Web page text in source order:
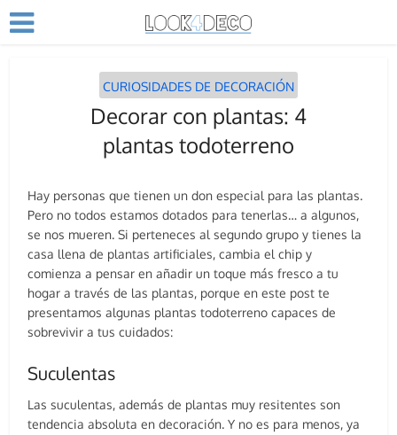
CURIOSIDADES DE DECORACIÓN
Decorar con plantas: 4
plantas todoterreno
Hay personas que tienen un don especial para las plantas.
Pero no todos estamos dotados para tenerlas… a algunos,
se nos mueren. Si perteneces al segundo grupo y tienes la
casa llena de plantas artificiales, cambia el chip y
comienza a pensar en añadir un toque más fresco a tu
hogar a través de las plantas, porque en este post te
presentamos algunas plantas todoterreno capaces de
sobrevivir a tus cuidados:
Suculentas
Las suculentas, además de plantas muy resitentes son
tendencia absoluta en decoración. Y no es para menos, ya